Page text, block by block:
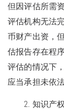
但因评估所需
评估机构无法
币财产出资，
估报告存在程
评估的情况下
应当承担未依
2. 知识产